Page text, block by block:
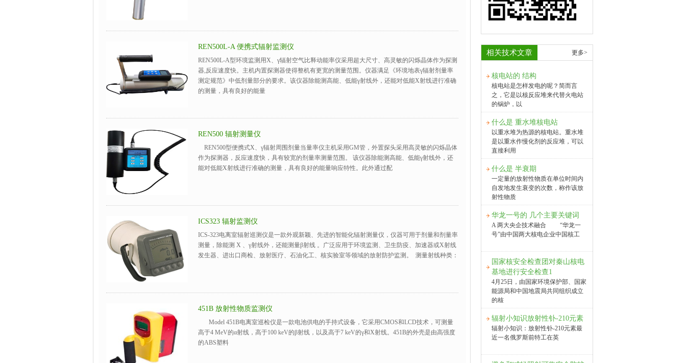
相关技术文章 更多>
核电站的 结构
核电站是怎样发电的呢？简而言
之，它是以核反应堆来代替火电站
的锅炉，以
什么是 重水堆核电站
以重水堆为热源的核电站。重水堆
是以重水作慢化剂的反应堆，可以
直接利用
什么是 半衰期
一定量的放射性物质在单位时间内
自发地发生衰变的次数，称作该放
射性物质
华龙一号的 几个主要关键词
A 两大央企技术融合 “华龙一
号”由中国两大核电企业中国核工
国家核安全检查团对秦山核电
基地进行安全检查1
4月25日，由国家环境保护部、国家
能源局和中国地震局共同组织成立
的核
辐射小知识放射性钋-210元素
辐射小知识：放射性钋-210元素最
近一名俄罗斯前特工在英
REN500L-A 便携式辐射监测仪
REN500L-A型环境监测用X、γ辐射空气比释动能率仪采用超大尺寸、高灵敏的闪烁晶体作为探测
器,反应速度快。主机内置探测器使得整机有更宽的测量范围。仪器满足《环境地表γ辐射剂量率
测定规范》中低剂量部分的要求。该仪器除能测高能、低能γ射线外，还能对低能X射线进行准确
的测量，具有良好的能量
REN500 辐射测量仪
REN500型便携式X、γ辐射周围剂量当量率仪主机采用GM管，外置探头采用高灵敏的闪烁晶体
作为探测器，反应速度快，具有较宽的剂量率测量范围。 该仪器除能测高能、低能γ射线外，还
能对低能X射线进行准确的测量，具有良好的能量响应特性。此外通过配
ICS323 辐射监测仪
ICS-323电离室辐射巡测仪是一款外观新颖、先进的智能化辐射测量仪，仪器可用于剂量和剂量率
测量，除能测 X 、γ射线外，还能测量β射线 。广泛应用于环境监测、卫生防疫、加速器或X射线
发生器、进出口商检、放射医疗、石油化工、核实验室等领域的放射防护监测。 测量射线种类：
451B 放射性物质监测仪
Model 451B电离室巡检仪是一款电池供电的手持式设备，它采用CMOS和LCD技术，可测量
高于4 MeV的α射线，高于100 keV的β射线，以及高于7 keV的γ和X射线。451B的外壳是由高强度
的ABS塑料